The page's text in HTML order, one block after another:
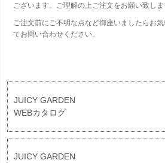
ございます。ご理解の上ご注文をお願い致しま
ご注文前にご不明な点など御座いましたらお
てお問い合わせください。
JUICY GARDEN
WEBカタログ
JUICY GARDEN